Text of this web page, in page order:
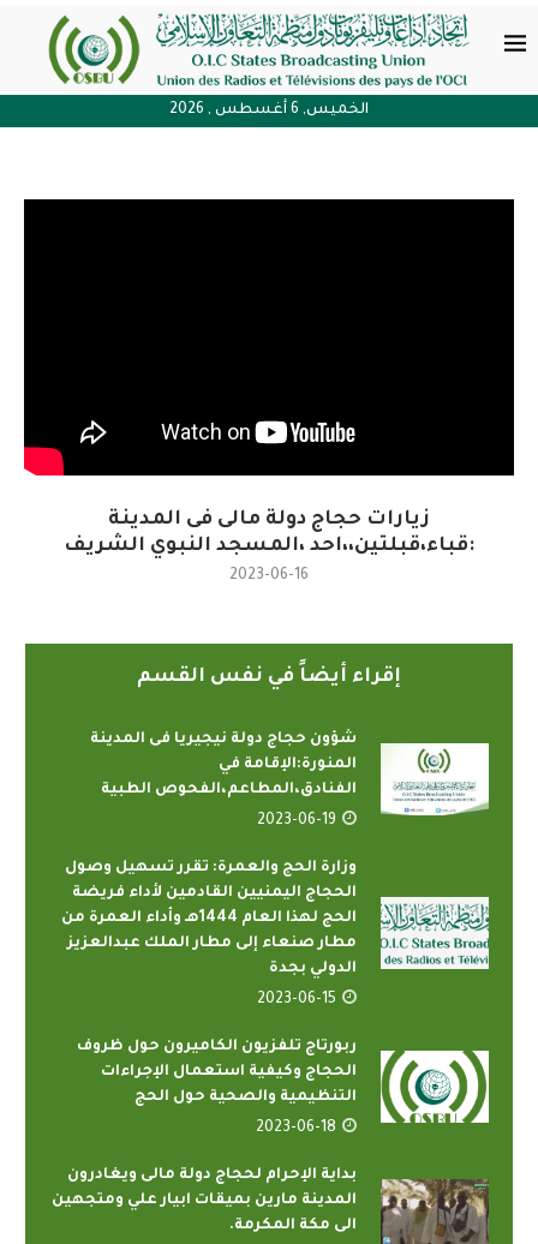
الخميس, 6 أغسطس , 2026
زيارات حجاج دولة مالى فى المدينة
:قباء،قبلتين،،احد ،المسجد النبوي الشريف
2023-06-16
إقراء أيضاً في نفس القسم
شؤون حجاج دولة نيجيريا فى المدينة
المنورة:الإقامة في
الفنادق،المطاعم،الفحوص الطبية
2023-06-19
وزارة الحج والعمرة: تقرر تسهيل وصول
الحجاج اليمنيين القادمين لأداء فريضة
الحج لهذا العام 1444هـ وأداء العمرة من
مطار صنعاء إلى مطار الملك عبدالعزيز
الدولي بجدة
2023-06-15
ربورتاج تلفزيون الكاميرون حول ظروف
الحجاج وكيفية استعمال الإجراءات
التنظيمية والصحية حول الحج
2023-06-18
بداية الإحرام لحجاج دولة مالى ويغادرون
المدينة مارين بميقات ابيار علي ومتجهين
الى مكة المكرمة.